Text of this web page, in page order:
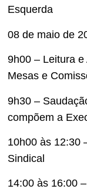
Esquerda
08 de maio de
9h00 – Leitura
Mesas e
9h30 –
compõem a
10h00 às 12:30
Sindical
14:00 às 16:00